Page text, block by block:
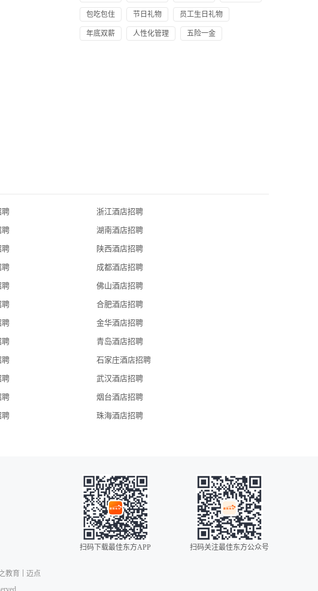
包吃包住 节日礼物 员工生日礼物
年底双薪 人性化管理 五险一金
聘 浙江酒店招聘
聘 湖南酒店招聘
聘 陕西酒店招聘
聘 成都酒店招聘
聘 佛山酒店招聘
聘 合肥酒店招聘
聘 金华酒店招聘
聘 青岛酒店招聘
聘 石家庄酒店招聘
聘 武汉酒店招聘
聘 烟台酒店招聘
聘 珠海酒店招聘
扫码下载最佳东方APP 扫码关注最佳东方公众号
教育
迈点
陆